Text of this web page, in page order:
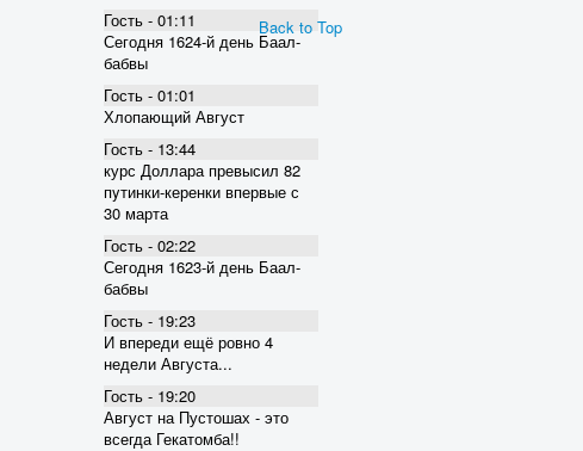
Гость - 01:11
Сегодня 1624-й день Баал-
бабвы
Гость - 01:01
Хлопающий Август
Гость - 13:44
курс Доллара превысил 82
пyтинки-керенки впервые с
30 марта
Гость - 02:22
Сегодня 1623-й день Баал-
бабвы
Гость - 19:23
И впереди ещё ровно 4
недели Августа...
Гость - 19:20
Август на Пустошах - это
всегда Гекатомба!!
Back to Top